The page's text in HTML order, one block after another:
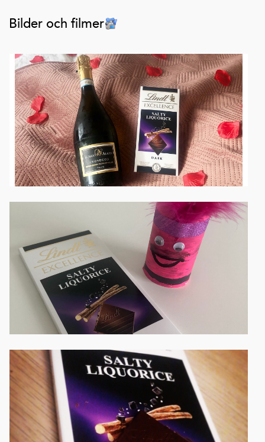
Bilder och filmer